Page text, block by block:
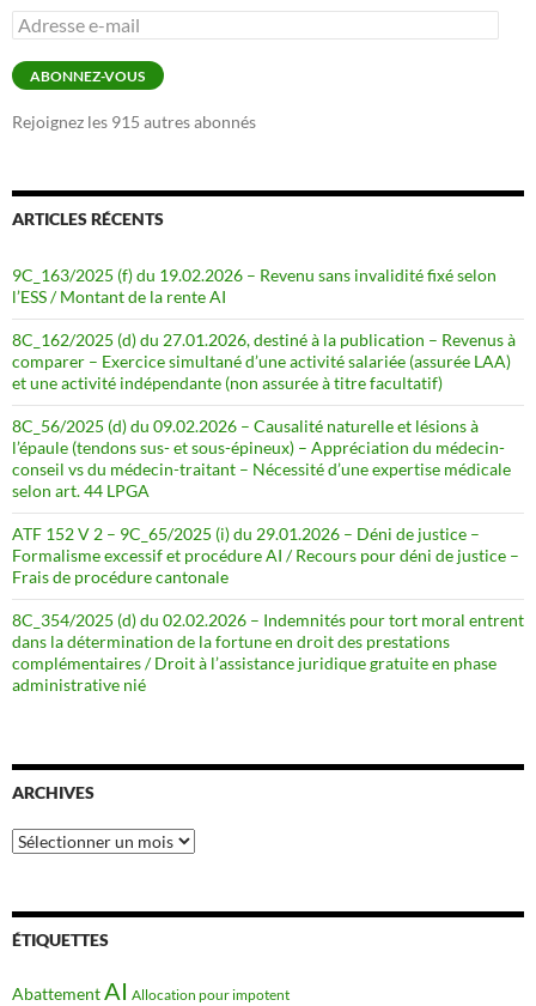
Adresse
e-
mail
ABONNEZ-VOUS
Rejoignez les 915 autres abonnés
ARTICLES RÉCENTS
9C_163/2025 (f) du 19.02.2026 – Revenu sans invalidité fixé selon
l’ESS / Montant de la rente AI
8C_162/2025 (d) du 27.01.2026, destiné à la publication – Revenus à
comparer – Exercice simultané d’une activité salariée (assurée LAA)
et une activité indépendante (non assurée à titre facultatif)
8C_56/2025 (d) du 09.02.2026 – Causalité naturelle et lésions à
l’épaule (tendons sus- et sous-épineux) – Appréciation du médecin-
conseil vs du médecin-traitant – Nécessité d’une expertise médicale
selon art. 44 LPGA
ATF 152 V 2 – 9C_65/2025 (i) du 29.01.2026 – Déni de justice –
Formalisme excessif et procédure AI / Recours pour déni de justice –
Frais de procédure cantonale
8C_354/2025 (d) du 02.02.2026 – Indemnités pour tort moral entrent
dans la détermination de la fortune en droit des prestations
complémentaires / Droit à l’assistance juridique gratuite en phase
administrative nié
ARCHIVES
Archives
ÉTIQUETTES
AbattementAI Allocation pour impotent